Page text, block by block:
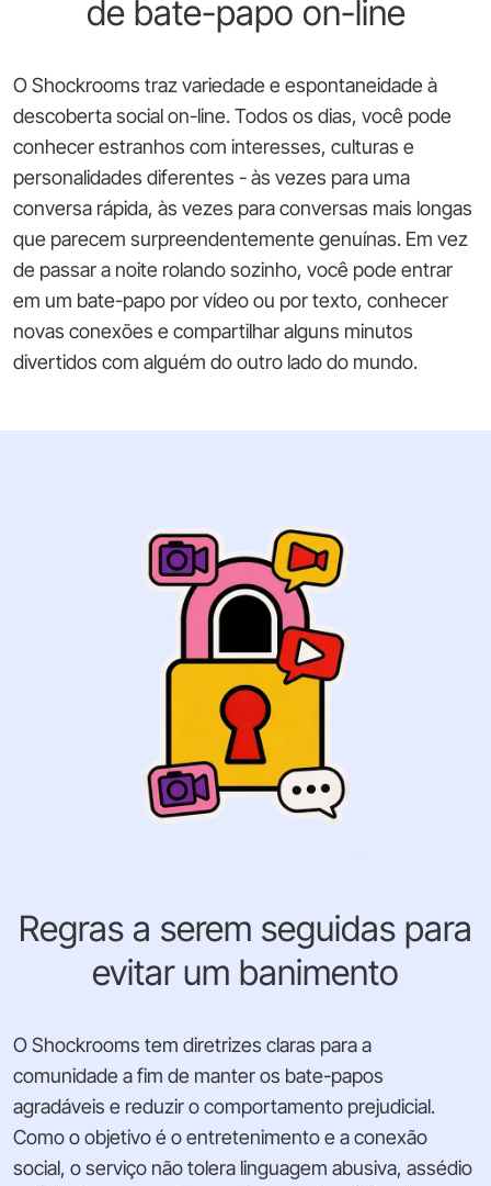
de bate-papo on-line
O Shockrooms traz variedade e espontaneidade à
descoberta social on-line. Todos os dias, você pode
conhecer estranhos com interesses, culturas e
personalidades diferentes - às vezes para uma
conversa rápida, às vezes para conversas mais longas
que parecem surpreendentemente genuínas. Em vez
de passar a noite rolando sozinho, você pode entrar
em um bate-papo por vídeo ou por texto, conhecer
novas conexões e compartilhar alguns minutos
divertidos com alguém do outro lado do mundo.
Regras a serem seguidas para
evitar um banimento
O Shockrooms tem diretrizes claras para a
comunidade a fim de manter os bate-papos
agradáveis e reduzir o comportamento prejudicial.
Como o objetivo é o entretenimento e a conexão
social, o serviço não tolera linguagem abusiva, assédio